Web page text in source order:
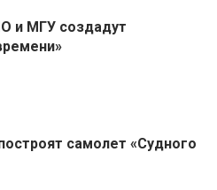
и МГУ создадут
самолет «Судного